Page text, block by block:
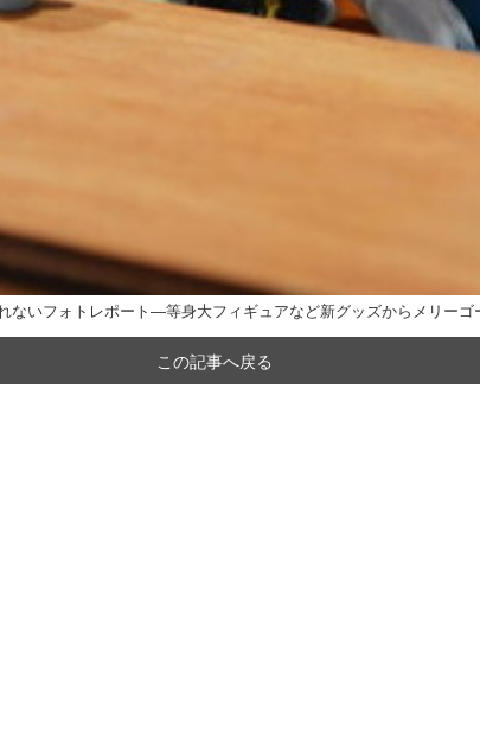
いフォトレポート―等身大フィギュアなど新グッズからメリーゴ
この記事へ戻る